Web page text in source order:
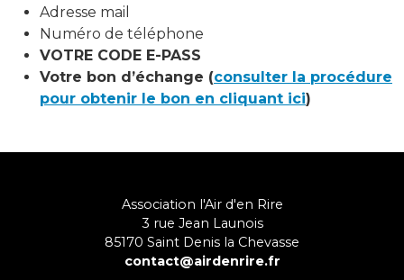
Adresse mail
Numéro de téléphone
VOTRE CODE E-PASS
Votre bon d’échange (consulter la procédure
pour obtenir le bon en cliquant ici)
Association l'Air d'en Rire
3 rue Jean Launois
85170 Saint Denis la Chevasse
contact@airdenrire.fr